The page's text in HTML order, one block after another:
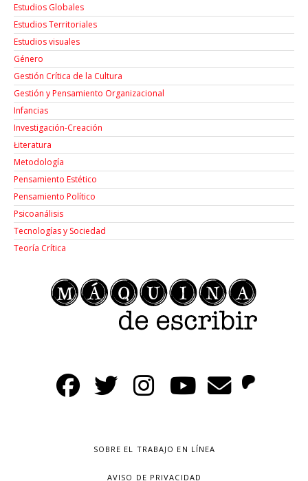
Estudios Globales
Estudios Territoriales
Estudios visuales
Género
Gestión Crítica de la Cultura
Gestión y Pensamiento Organizacional
Infancias
Investigación-Creación
Łiteratura
Metodología
Pensamiento Estético
Pensamiento Político
Psicoanálisis
Tecnologías y Sociedad
Teoría Crítica
SOBRE EL TRABAJO EN LÍNEA
AVISO DE PRIVACIDAD